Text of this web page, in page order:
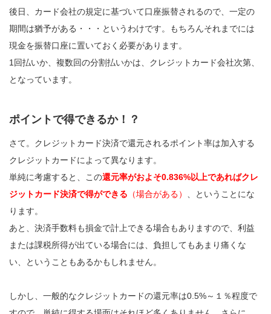
後日、カード会社の規定に基づいて口座振替されるので、一定の
期間は猶予がある・・・というわけです。もちろんそれまでには
現金を振替口座に置いておく必要があります。
1回払いか、複数回の分割払いかは、クレジットカード会社次第、
となっています。
ポイントで得できるか！？
さて。クレジットカード決済で還元されるポイント率は加入する
クレジットカードによって異なります。
単純に考慮すると、この還元率がおよそ0.836%以上であればクレ
ジットカード決済で得ができる （場合がある）
、ということにな
ります。
あと、決済手数料も損金で計上できる場合もありますので、利益
または課税所得が出ている場合には、負担してもあまり痛くな
い、ということもあるかもしれません。
しかし、一般的なクレジットカードの還元率は0.5%～１％程度で